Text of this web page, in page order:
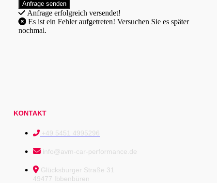
Anfrage erfolgreich versendet!
nochmal.
KONTAKT
+49 5451 4995296
info@avm-car-performance.de
Glücksburger Straße 31
49477 Ibbenbüren